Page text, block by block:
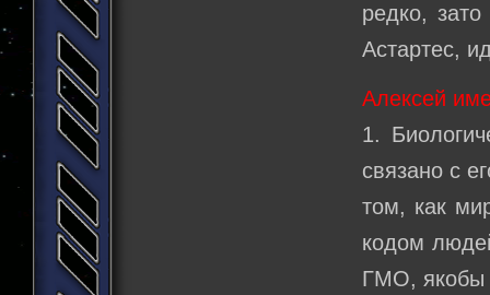
редко,
Астартес,
Алексей
1.
связано с
том, как
кодом
ГМО, якобы